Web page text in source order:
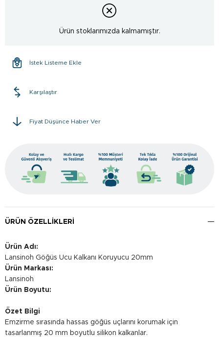
Ürün stoklarımızda kalmamıştır.
İstek Listeme Ekle
Karşılaştır
Fiyat Düşünce Haber Ver
ÜRÜN ÖZELLIKLERI
Ürün Adı:
Lansinoh Göğüs Ucu Kalkanı Koruyucu 20mm
Ürün Markası:
Lansinoh
Ürün Boyutu:
Özet Bilgi
Emzirme sırasında hassas göğüs uçlarını korumak için
tasarlanmış 20 mm boyutlu silikon kalkanlar.